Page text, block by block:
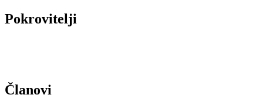
Pokrovitelji
Članovi